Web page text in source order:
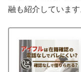
融も紹介しています